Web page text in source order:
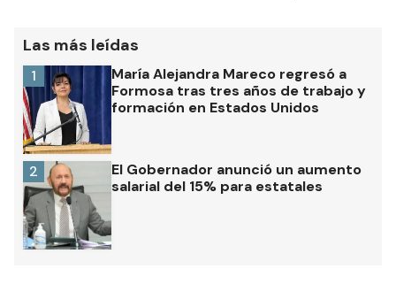
Las más leídas
María Alejandra Mareco regresó a
Formosa tras tres años de trabajo y
formación en Estados Unidos
1
El Gobernador anunció un aumento
salarial del 15% para estatales
2